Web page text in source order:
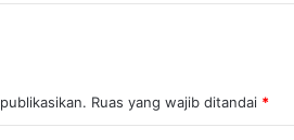
Ruas yang wajib ditandai *